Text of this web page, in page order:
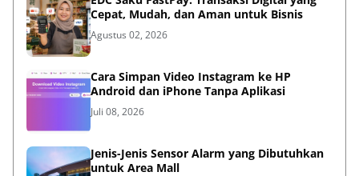
Cepat, Mudah, dan Aman untuk Bisnis
Agustus 02, 2026
Cara Simpan Video Instagram ke HP
Android dan iPhone Tanpa Aplikasi
Juli 08, 2026
Jenis-Jenis Sensor Alarm yang Dibutuhkan
untuk Area Mall